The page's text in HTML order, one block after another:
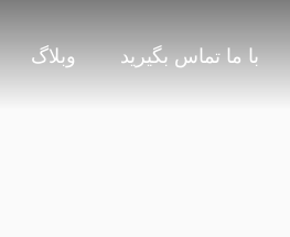
با ما تماس بگیرید وبلاگ